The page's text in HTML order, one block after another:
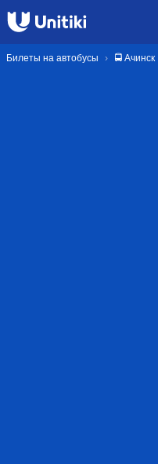
Билеты на автобусы 🚍 Ачинск